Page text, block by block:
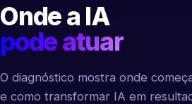
Onde a IA
pode atuar
O diagnóstico mostra onde
e como transformar IA em